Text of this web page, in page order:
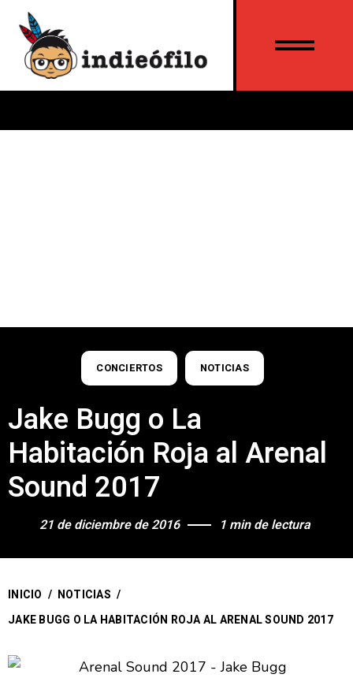
CONCIERTOS NOTICIAS
Jake Bugg o La
Habitación Roja al Arenal
Sound 2017
21 de diciembre de 2016 1 min de lectura
INICIO / NOTICIAS /
JAKE BUGG O LA HABITACIÓN ROJA AL ARENAL SOUND 2017